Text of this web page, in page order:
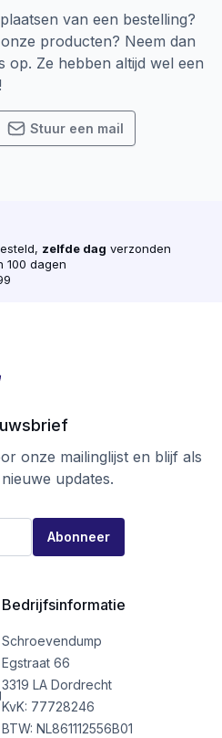
van een bestelling?
producten? Neem dan
Ze hebben altijd wel een
Stuur een mail
zelfde dag verzonden
100 dagen
onze mailinglijst en blijf als
updates.
Abonneer
Bedrijfsinformatie
Schroevendump
Egstraat 66
3319 LA Dordrecht
KvK: 77728246
BTW: NL861112556B01